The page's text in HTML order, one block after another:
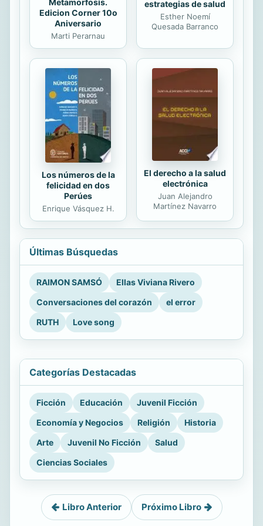
Edicion Corner 10o
Aniversario
Marti Perarnau
estrategias de salud
Esther Noemí
Quesada Barranco
Los números de la
felicidad en dos
Perúes
Enrique Vásquez H.
El derecho a la salud
electrónica
Juan Alejandro
Martínez Navarro
Últimas Búsquedas
RAIMON SAMSÓ
Ellas Viviana Rivero
Conversaciones del corazón
el error
RUTH
Love song
Categorías Destacadas
Ficción Educación
Juvenil Ficción
Economía y Negocios
Religión
Historia
Arte
Juvenil No Ficción
Salud
Ciencias Sociales
Libro Anterior Próximo Libro